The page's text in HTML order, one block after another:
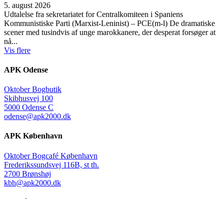
5. august 2026
Udtalelse fra sekretariatet for Centralkomiteen i Spaniens
Kommunistiske Parti (Marxist-Leninist) – PCE(m-l) De dramatiske
scener med tusindvis af unge marokkanere, der desperat forsøger at
nå...
Vis flere
APK Odense
Oktober Bogbutik
Skibhusvej 100
5000 Odense C
odense@apk2000.dk
APK København
Oktober Bogcafé København
Frederikssundsvej 116B, st th.
2700 Brønshøj
kbh@apk2000.dk